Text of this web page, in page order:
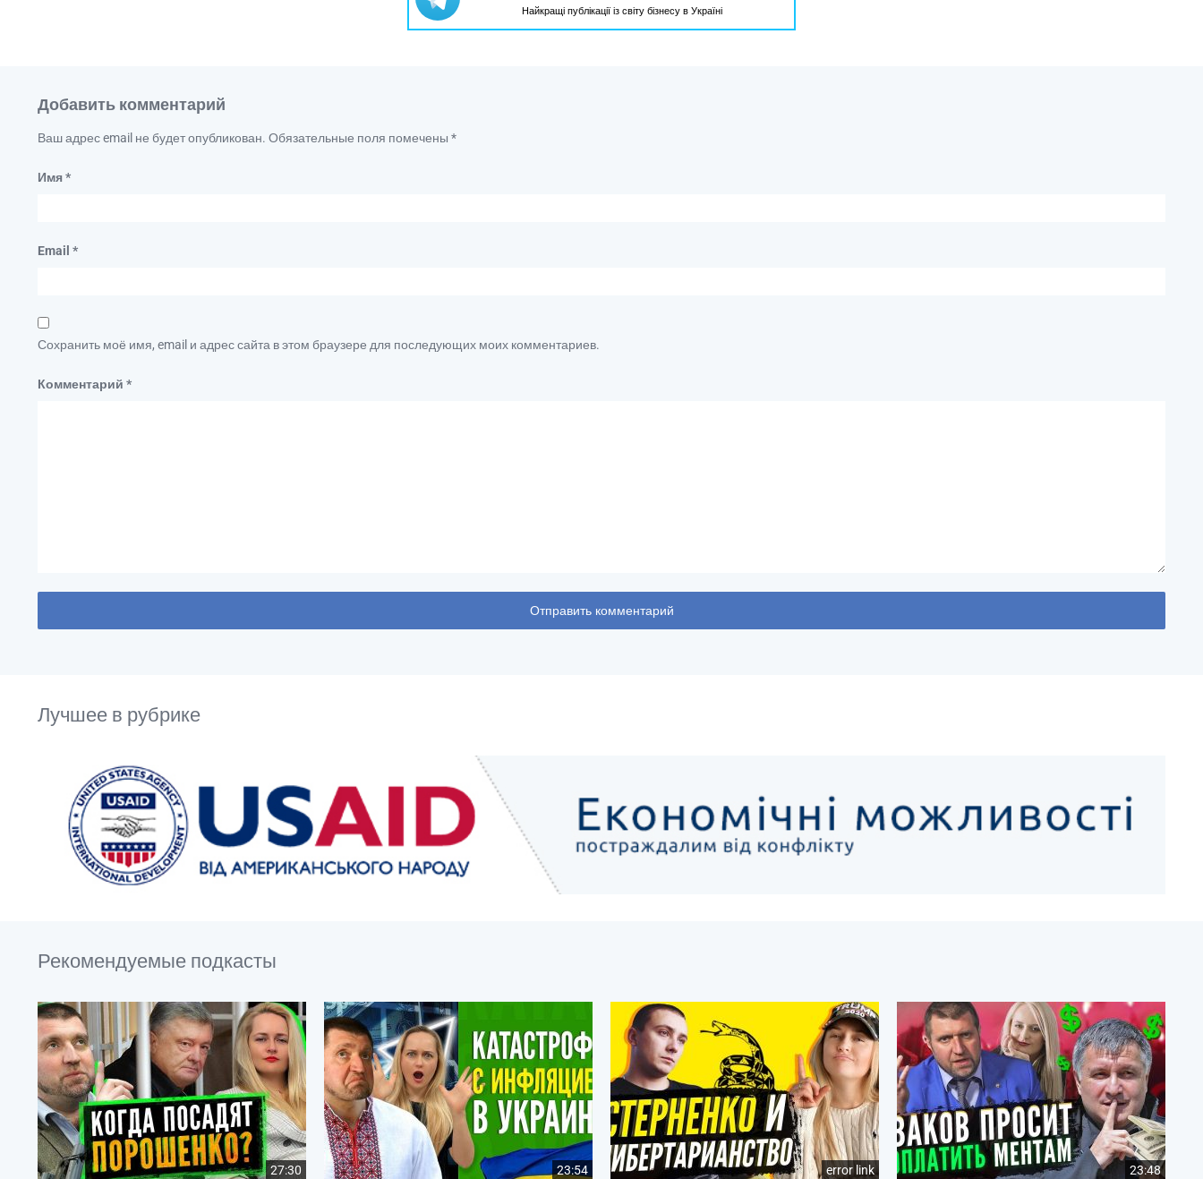
Найкращі публікації із світу бізнесу в Україні
Добавить комментарий
Ваш адрес email не будет опубликован. Обязательные поля помечены *
Имя*
Email *
Сохранить моё имя, email и адрес сайта в этом браузере для последующих моих комментариев.
Комментарий *
Лучшее в рубрике
Рекомендуемые подкасты
27:30 23:54 error link 23:48